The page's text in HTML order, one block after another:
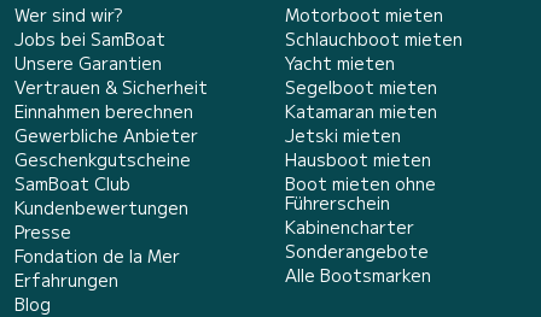
Wer sind wir?
Jobs bei SamBoat
Unsere Garantien
Vertrauen & Sicherheit
Einnahmen berechnen
Gewerbliche Anbieter
Geschenkgutscheine
SamBoat Club
Kundenbewertungen
Presse
Fondation de la Mer
Erfahrungen
Blog
Motorboot mieten
Schlauchboot mieten
Yacht mieten
Segelboot mieten
Katamaran mieten
Jetski mieten
Hausboot mieten
Boot mieten ohne
Führerschein
Kabinencharter
Sonderangebote
Alle Bootsmarken